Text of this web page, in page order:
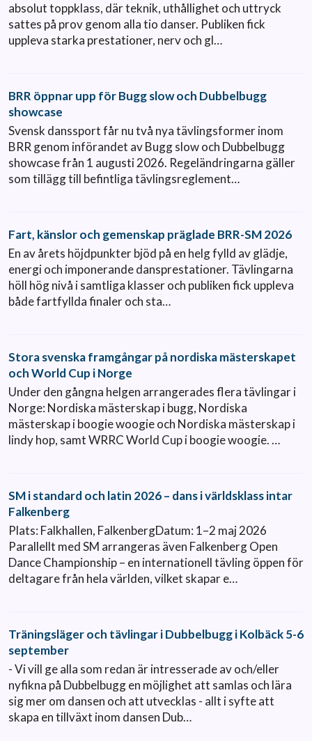
absolut toppklass, där teknik, uthållighet och uttryck
sattes på prov genom alla tio danser. Publiken fick
uppleva starka prestationer, nerv och gl…
BRR öppnar upp för Bugg slow och Dubbelbugg
showcase
Svensk danssport får nu två nya tävlingsformer inom
BRR genom införandet av Bugg slow och Dubbelbugg
showcase från 1 augusti 2026. Regeländringarna gäller
som tillägg till befintliga tävlingsreglement…
Fart, känslor och gemenskap präglade BRR-SM 2026
En av årets höjdpunkter bjöd på en helg fylld av glädje,
energi och imponerande dansprestationer. Tävlingarna
höll hög nivå i samtliga klasser och publiken fick uppleva
både fartfyllda finaler och sta…
Stora svenska framgångar på nordiska mästerskapet
och World Cup i Norge
Under den gångna helgen arrangerades flera tävlingar i
Norge: Nordiska mästerskap i bugg, Nordiska
mästerskap i boogie woogie och Nordiska mästerskap i
lindy hop, samt WRRC World Cup i boogie woogie. …
SM i standard och latin 2026 – dans i världsklass intar
Falkenberg
Plats: Falkhallen, FalkenbergDatum: 1–2 maj 2026
Parallellt med SM arrangeras även Falkenberg Open
Dance Championship – en internationell tävling öppen för
deltagare från hela världen, vilket skapar e…
Träningsläger och tävlingar i Dubbelbugg i Kolbäck 5-6
september
- Vi vill ge alla som redan är intresserade av och/eller
nyfikna på Dubbelbugg en möjlighet att samlas och lära
sig mer om dansen och att utvecklas - allt i syfte att
skapa en tillväxt inom dansen Dub…